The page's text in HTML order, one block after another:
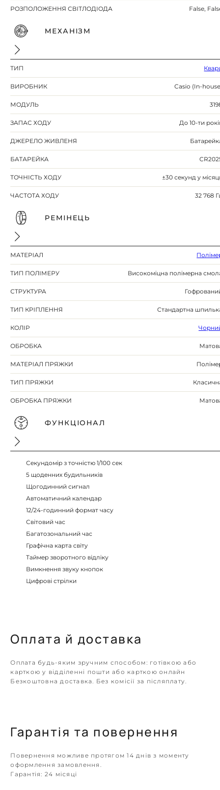
РОЗПОЛОЖЕННЯ СВІТЛОДІОДА False,
МЕХАНІЗМ
ТИП
ВИРОБНИК Casio (In-
МОДУЛЬ
ЗАПАС ХОДУ До 10-ти
ДЖЕРЕЛО ЖИВЛЕНЯ
БАТАРЕЙКА
ТОЧНІСТЬ ХОДУ ±30 секунд у
ЧАСТОТА ХОДУ 32 768
РЕМІНЕЦЬ
МАТЕРІАЛ
ТИП ПОЛІМЕРУ Високоміцна полімерна
СТРУКТУРА
ТИП КРІПЛЕННЯ Стандартна
КОЛІР
ОБРОБКА
МАТЕРІАЛ ПРЯЖКИ
ТИП ПРЯЖКИ
ОБРОБКА ПРЯЖКИ
ФУНКЦІОНАЛ
Секундомір з точністю 1/100 сек
5 щоденних будильників
Щогодинний сигнал
Автоматичний календар
12/24-годинний формат часу
Світовий час
Багатозональний час
Графічна карта світу
Таймер зворотного відліку
Вимкнення звуку кнопок
Цифрові стрілки
Оплата й доставка
Оплата будь-яким зручним способом: готівкою або
карткою у відділенні пошти або карткою онлайн
Безкоштовна доставка. Без комісії за післяплату.
Гарантія та повернення
Повернення можливе протягом 14 днів з моменту
оформлення замовлення.
Гарантія: 24 місяці